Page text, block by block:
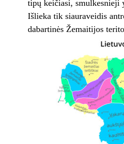
tipų keičiasi, smulkesnieji
Išlieka tik siauraveidis
dabartinės Žemaitijos